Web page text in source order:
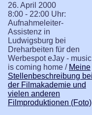
26. April 2000
8:00 - 22:00 Uhr:
Aufnahmeleiter-
Assistenz in
Ludwigsburg bei
Dreharbeiten für den
Werbespot eJay - music
is coming home / Meine
Stellenbeschreibung
der Filmakademie und
vielen anderen
Filmproduktionen (Foto)